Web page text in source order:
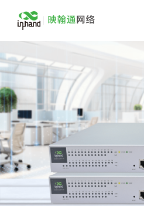
跳
过
内
容